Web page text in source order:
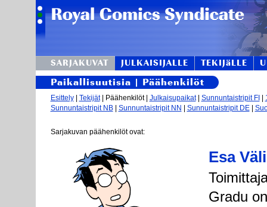
SARJAKUVAT JULKAISIJALLE TEKIJäLLE
Paikallisuutisia | Päähenkilöt
Esittely| Tekijät| Päähenkilöt | Julkaisupaikat| Sunnuntaistripit FI
Sunnuntaistripit NB| Sunnuntaistripit NN Sunnuntaistripit DE|
Sarjakuvan päähenkilöt ovat:
Esa
Gradu